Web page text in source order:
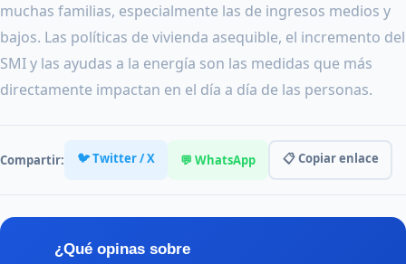
muchas familias, especialmente las de ingresos medios y
bajos. Las políticas de vivienda asequible, el incremento del
SMI y las ayudas a la energía son las medidas que más
directamente impactan en el día a día de las personas.
Compartir: 🐦 Twitter / X 💬 WhatsApp 📋 Copiar enlace
¿Qué opinas sobre